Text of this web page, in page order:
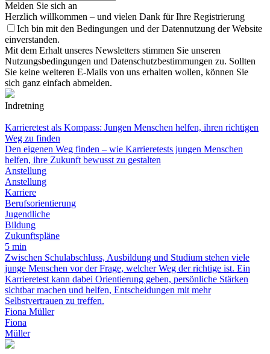
Melden Sie sich an
Herzlich willkommen – und vielen Dank für Ihre Registrierung
Ich bin mit den Bedingungen und der Datennutzung der Website
einverstanden.
Mit dem Erhalt unseres Newsletters stimmen Sie unseren
Nutzungsbedingungen und Datenschutzbestimmungen zu. Sollten
Sie keine weiteren E-Mails von uns erhalten wollen, können Sie
sich ganz einfach abmelden.
Indretning
Karrieretest als Kompass: Jungen Menschen helfen, ihren richtigen
Weg zu finden
Den eigenen Weg finden – wie Karrieretests jungen Menschen
helfen, ihre Zukunft bewusst zu gestalten
Anstellung
Anstellung
Karriere
Berufsorientierung
Jugendliche
Bildung
Zukunftspläne
5 min
Zwischen Schulabschluss, Ausbildung und Studium stehen viele
junge Menschen vor der Frage, welcher Weg der richtige ist. Ein
Karrieretest kann dabei Orientierung geben, persönliche Stärken
sichtbar machen und helfen, Entscheidungen mit mehr
Selbstvertrauen zu treffen.
Fiona Müller
Fiona
Müller